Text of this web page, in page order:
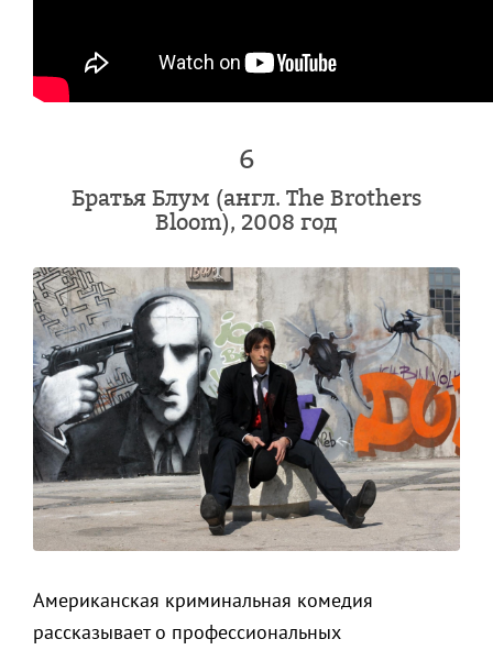
6
Братья Блум (англ. The Brothers
Bloom), 2008 год
Американская криминальная комедия
рассказывает о профессиональных